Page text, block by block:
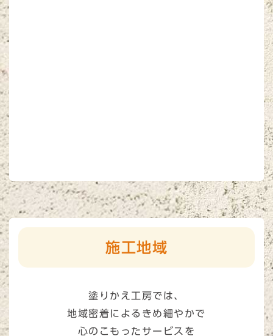
施工地域
塗りかえ工房では、
地域密着によるきめ細やかで
心のこもったサービスを